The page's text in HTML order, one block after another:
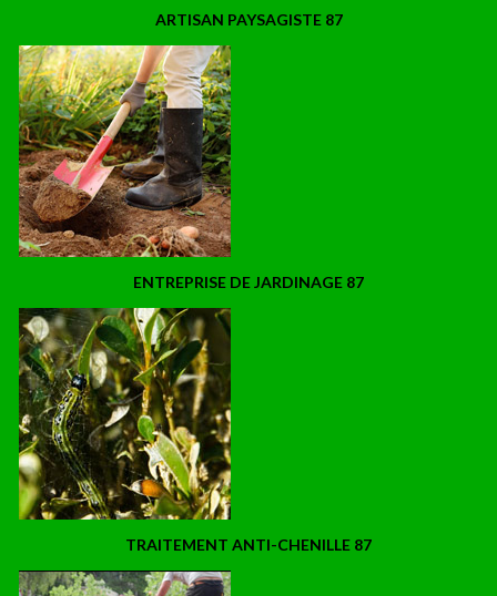
ARTISAN PAYSAGISTE 87
ENTREPRISE DE JARDINAGE 87
TRAITEMENT ANTI-CHENILLE 87